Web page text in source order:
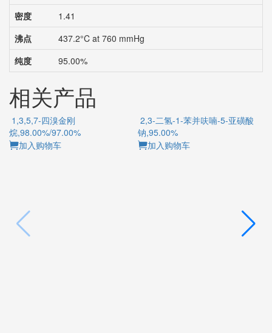
密度
1.41
沸点
437.2°C at 760 mmHg
纯度
95.00%
相关产品
1,3,5,7-四溴金刚
烷,98.00%/97.00%
加入购物车
2,3-二氢-1-苯并呋喃-5-亚磺酸
钠,95.00%
加入购物车